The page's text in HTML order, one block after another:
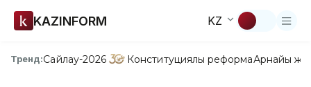
KAZINFORM KZ
Тренд:Сайлау-2026 Конституциялық реформаАрнайы